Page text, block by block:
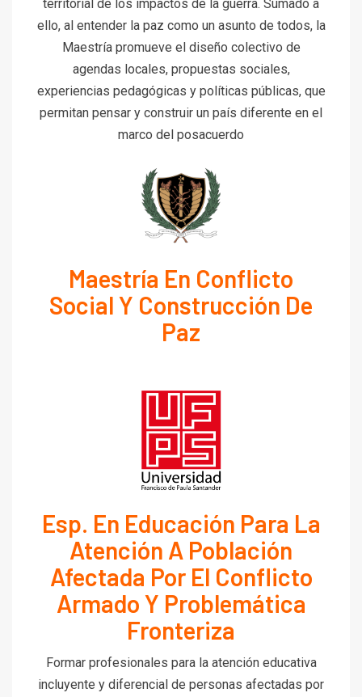
territorial de los impactos de la guerra. Sumado a
ello, al entender la paz como un asunto de todos, la
Maestría promueve el diseño colectivo de
agendas locales, propuestas sociales,
experiencias pedagógicas y políticas públicas, que
permitan pensar y construir un país diferente en el
marco del posacuerdo
Maestría En Conflicto
Social Y Construcción De
Paz
Esp. En Educación Para La
Atención A Población
Afectada Por El Conflicto
Armado Y Problemática
Fronteriza
Formar profesionales para la atención educativa
incluyente y diferencial de personas afectadas por